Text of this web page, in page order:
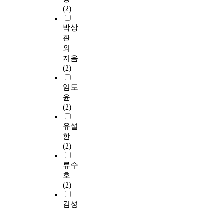
(2)
박상
환
외
지음
(2)
임도
윤
(2)
유설
한
(2)
류수
호
(2)
김성